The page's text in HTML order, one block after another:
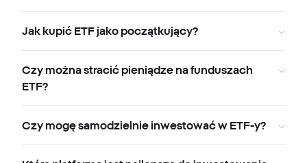
Jak kupić ETF jako początkujący?
Czy można stracić pieniądze na funduszach
ETF?
Czy mogę samodzielnie inwestować w ETF-y?